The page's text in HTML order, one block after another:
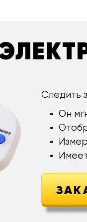
Следить
Он